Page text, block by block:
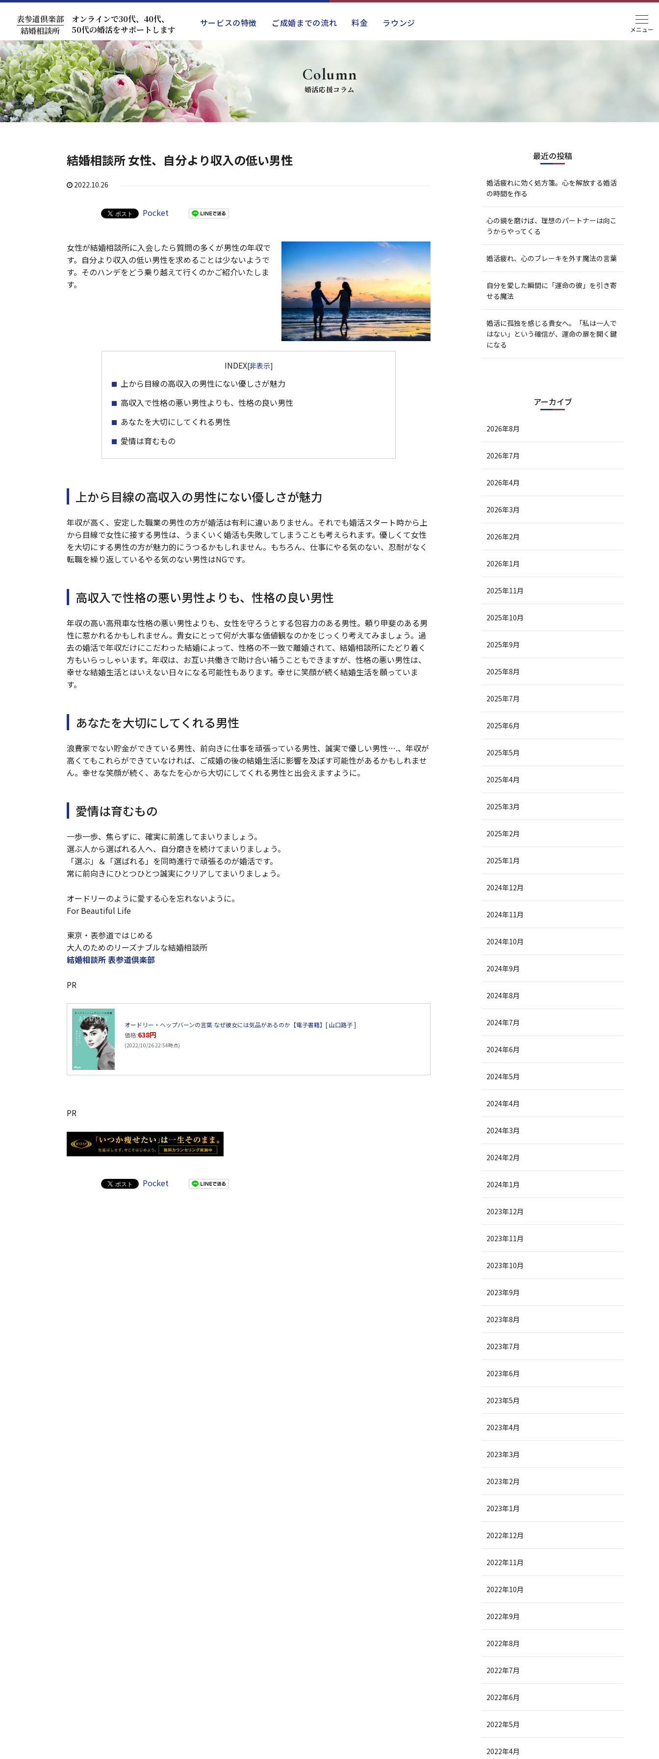
結婚相談所
表参道倶楽部
オンラインで30代、40代、
50代の婚活をサポートします
サービスの特徴 ご成婚までの流れ 料金 ラウンジ
Column
婚活応援コラム
結婚相談所 女性、自分より収入の低い男性
2022.10.26
Pocket
女性が結婚相談所に入会したら質問の多くが男性の年収で
す。自分より収入の低い男性を求めることは少ないようで
す。そのハンデをどう乗り越えて行くのかご紹介いたしま
す。
INDEX[非表示]
上から目線の高収入の男性にない優しさが魅力
高収入で性格の悪い男性よりも、性格の良い男性
あなたを大切にしてくれる男性
愛情は育むもの
上から目線の高収入の男性にない優しさが魅力
年収が高く、安定した職業の男性の方が婚活は有利に違いありません。それでも婚活スタート時から上
から目線で女性に接する男性は、うまくいく婚活も失敗してしまうことも考えられます。優しくて女性
を大切にする男性の方が魅力的にうつるかもしれません。もちろん、仕事にやる気のない、忍耐がなく
転職を繰り返しているやる気のない男性はNGです。
高収入で性格の悪い男性よりも、性格の良い男性
年収の高い高飛車な性格の悪い男性よりも、女性を守ろうとする包容力のある男性。頼り甲斐のある男
性に惹かれるかもしれません。貴女にとって何が大事な価値観なのかをじっくり考えてみましょう。過
去の婚活で年収だけにこだわった結婚によって、性格の不一致で離婚されて、結婚相談所にたどり着く
方もいらっしゃいます。年収は、お互い共働きで助け合い補うこともできますが、性格の悪い男性は、
幸せな結婚生活とはいえない日々になる可能性もあります。幸せに笑顔が続く結婚生活を願っていま
す。
あなたを大切にしてくれる男性
浪費家でない貯金ができている男性、前向きに仕事を頑張っている男性、誠実で優しい男性….、年収が
高くてもこれらができていなければ、ご成婚の後の結婚生活に影響を及ぼす可能性があるかもしれませ
ん。幸せな笑顔が続く、あなたを心から大切にしてくれる男性と出会えますように。
愛情は育むもの
一歩一歩、焦らずに、確実に前進してまいりましょう。
選ぶ人から選ばれる人へ、自分磨きを続けてまいりましょう。
「選ぶ」＆「選ばれる」を同時進行で頑張るのが婚活です。
常に前向きにひとつひとつ誠実にクリアしてまいりましょう。
オードリーのように愛する心を忘れないように。
For Beautiful Life
東京・表参道ではじめる
大人のためのリーズナブルな結婚相談所
結婚相談所 表参道倶楽部
PR
オードリー・ヘップバーンの言葉 なぜ彼女には気品があるのか【電子書籍】[ 山口路子 ]
価格:638円
(2022/10/26 22:54時点)
PR
Pocket
最近の投稿
婚活疲れに効く処方箋。心を解放する婚活
の時間を作る
心の鏡を磨けば、理想のパートナーは向こ
うからやってくる
婚活疲れ、心のブレーキを外す魔法の言葉
自分を愛した瞬間に「運命の彼」を引き寄
せる魔法
婚活に孤独を感じる貴女へ。「私は一人で
はない」という確信が、運命の扉を開く鍵
になる
アーカイブ
2026年8月
2026年7月
2026年4月
2026年3月
2026年2月
2026年1月
2025年11月
2025年10月
2025年9月
2025年8月
2025年7月
2025年6月
2025年5月
2025年4月
2025年3月
2025年2月
2025年1月
2024年12月
2024年11月
2024年10月
2024年9月
2024年8月
2024年7月
2024年6月
2024年5月
2024年4月
2024年3月
2024年2月
2024年1月
2023年12月
2023年11月
2023年10月
2023年9月
2023年8月
2023年7月
2023年6月
2023年5月
2023年4月
2023年3月
2023年2月
2023年1月
2022年12月
2022年11月
2022年10月
2022年9月
2022年8月
2022年7月
2022年6月
2022年5月
2022年4月